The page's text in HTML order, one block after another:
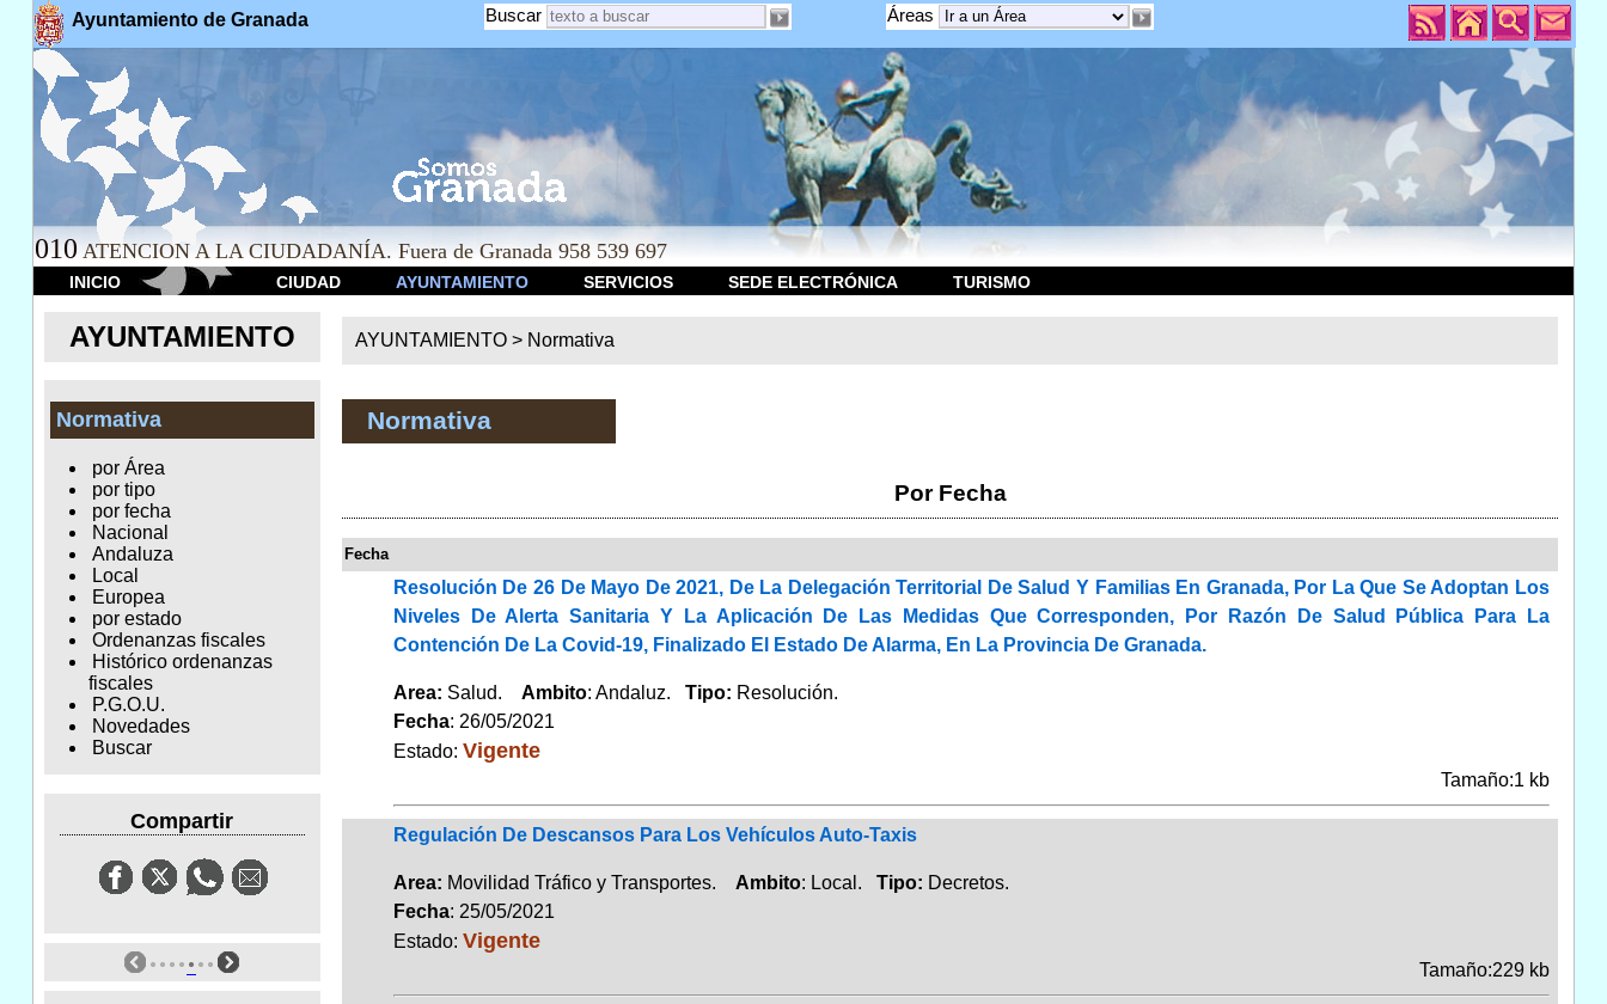
Ayuntamiento de Granada Áreas
Buscar
010 ATENCION A LA CIUDADANÍA. Fuera de Granada 958 539 697
INICIO CIUDAD AYUNTAMIENTO SERVICIOS SEDE ELECTRÓNICA TURISMO
AYUNTAMIENTO
Normativa
por Área
por tipo
por fecha
Nacional
Andaluza
Local
Europea
por estado
Ordenanzas fiscales
Histórico ordenanzas
fiscales
P.G.O.U.
Novedades
Buscar
Compartir
AYUNTAMIENTO > Normativa
Normativa
Por Fecha
Fecha
Resolución De 26 De Mayo De 2021, De La Delegación Territorial De Salud Y Familias En Granada, Por La Que Se Adoptan Los
Niveles De Alerta Sanitaria Y La Aplicación De Las Medidas Que Corresponden, Por Razón De Salud Pública Para La
Contención De La Covid-19, Finalizado El Estado De Alarma, En La Provincia De Granada.
Area: Salud. Ambito: Andaluz. Tipo: Resolución.
Fecha: 26/05/2021
Estado: Vigente
Tamaño:1 kb
Regulación De Descansos Para Los Vehículos Auto-Taxis
Area: Movilidad Tráfico y Transportes. Ambito: Local. Tipo: Decretos.
Fecha: 25/05/2021
Estado: Vigente
Tamaño:229 kb